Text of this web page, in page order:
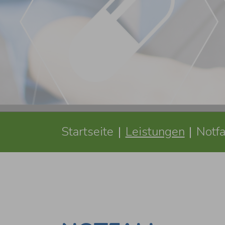
Startseite Leistungen